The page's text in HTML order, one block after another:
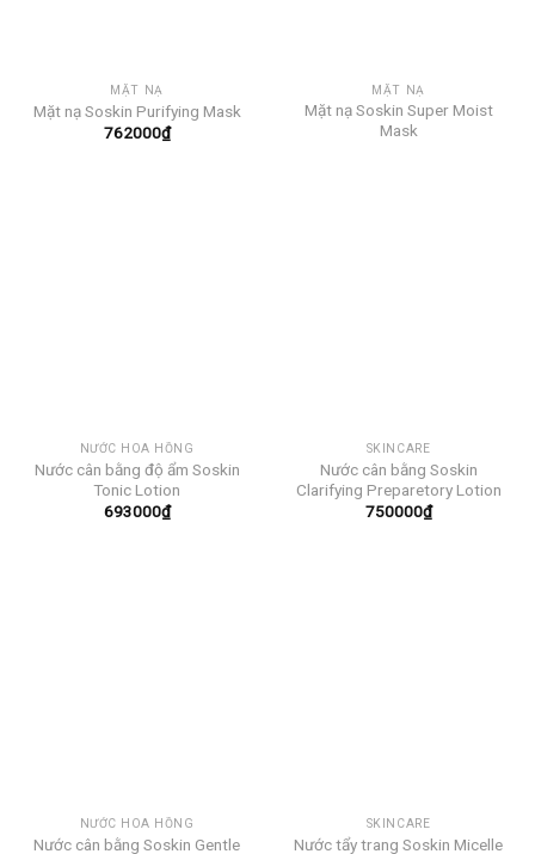
MẶT NẠ
Mặt nạ Soskin Purifying Mask
762000₫
MẶT NẠ
Mặt nạ Soskin Super Moist
Mask
NƯỚC HOA HỒNG
Nước cân bằng độ ẩm Soskin
Tonic Lotion
693000₫
SKINCARE
Nước cân bằng Soskin
Clarifying Preparetory Lotion
750000₫
NƯỚC HOA HỒNG
Nước cân bằng Soskin Gentle
SKINCARE
Nước tẩy trang Soskin Micelle